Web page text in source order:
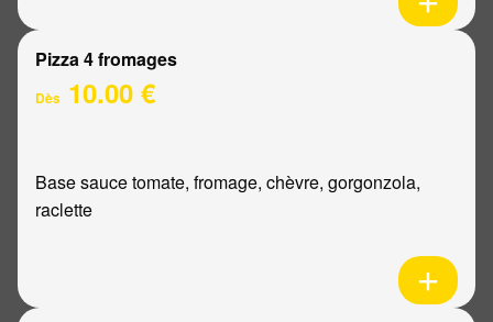
Pizza 4 fromages
Dès 10.00 €
Base sauce tomate, fromage, chèvre, gorgonzola,
raclette